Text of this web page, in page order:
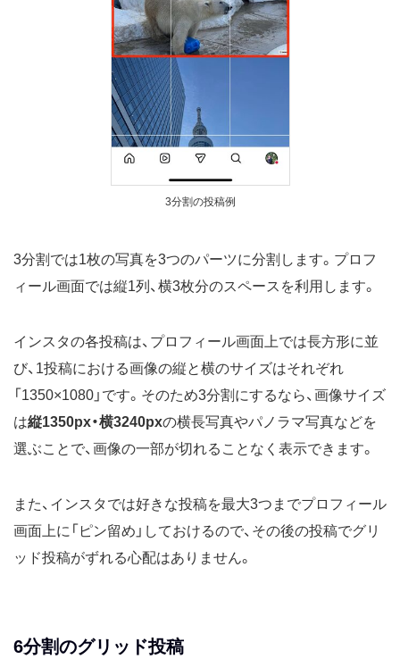
3分割の投稿例
3分割では1枚の写真を3つのパーツに分割します。プロフ
ィール画面では縦1列、横3枚分のスペースを利用します。
インスタの各投稿は、プロフィール画面上では長方形に並
び、1投稿における画像の縦と横のサイズはそれぞれ
「1350×1080」です。そのため3分割にするなら、画像サイズ
は縦1350px・横3240pxの横長写真やパノラマ写真などを
選ぶことで、画像の一部が切れることなく表示できます。
また、インスタでは好きな投稿を最大3つまでプロフィール
画面上に「ピン留め」しておけるので、その後の投稿でグリ
ッド投稿がずれる心配はありません。
6分割のグリッド投稿